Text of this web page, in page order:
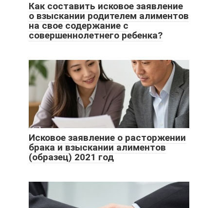
Как составить исковое заявление
о взыскании родителем алиментов
на свое содержание с
совершеннолетнего ребенка?
Исковое заявление о расторжении
брака и взыскании алиментов
(образец) 2021 год